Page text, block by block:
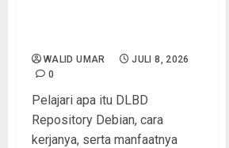
WALID UMAR
JULI 8, 2026
0
Pelajari apa itu DLBD
Repository Debian, cara
kerjanya, serta manfaatnya